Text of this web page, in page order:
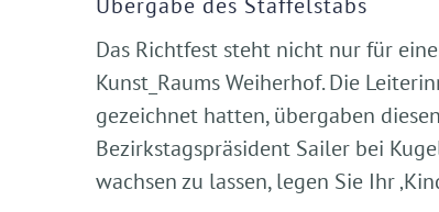
Das Richtfest steht nicht nur für
Kunst_Raums Weiherhof. Die
gezeichnet hatten, übergaben
Bezirkstagspräsident Sailer bei
wachsen zu lassen, legen Sie Ihr